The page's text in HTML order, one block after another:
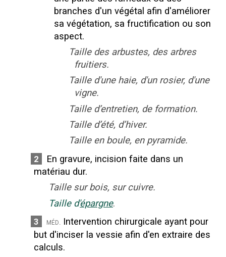
branches d'un végétal afin d'améliorer
sa végétation, sa fructification ou son
aspect.
Taille des arbustes, des arbres
fruitiers.
Taille d'une haie, d'un rosier, d'une
vigne.
Taille d’entretien, de formation.
Taille d’été, d’hiver.
Taille en boule, en pyramide.
2
En gravure, incision faite dans un
matériau dur.
Taille sur bois, sur cuivre.
Taille d'épargne.
3 méd. Intervention chirurgicale ayant pour
but d'inciser la vessie afin d'en extraire des
calculs.